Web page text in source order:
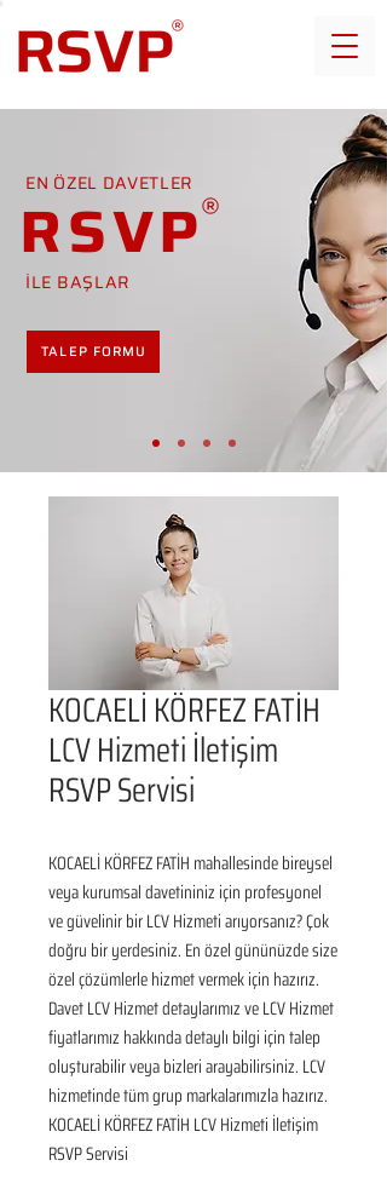
EN ÖZEL DAVETLER
RSVP
İLE BAŞLAR
TALEP FORMU
KOCAELİ KÖRFEZ FATİH
LCV Hizmeti İletişim
RSVP Servisi
KOCAELİ KÖRFEZ FATİH mahallesinde bireysel
veya kurumsal davetininiz için profesyonel
ve güvelinir bir LCV Hizmeti arıyorsanız? Çok
doğru bir yerdesiniz. En özel gününüzde size
özel çözümlerle hizmet vermek için hazırız.
Davet LCV Hizmet detaylarımız ve LCV Hizmet
fiyatlarımız hakkında detaylı bilgi için talep
oluşturabilir veya bizleri arayabilirsiniz. LCV
hizmetinde tüm grup markalarımızla hazırız.
KOCAELİ KÖRFEZ FATİH LCV Hizmeti İletişim
RSVP Servisi